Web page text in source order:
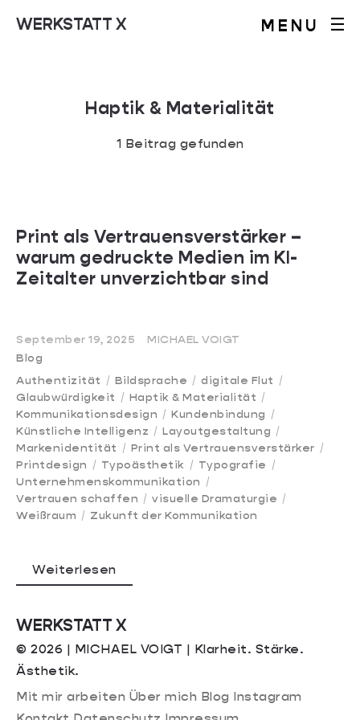
WERKSTATT X MENU
Haptik & Materialität
1 Beitrag gefunden
Print als Vertrauensverstärker –
warum gedruckte Medien im KI-
Zeitalter unverzichtbar sind
September 19, 2025
MICHAEL VOIGT
Blog
Authentizität
Bildsprache
digitale Flut
Glaubwürdigkeit
Haptik & Materialität
Kommunikationsdesign
Kundenbindung
Künstliche Intelligenz
Layoutgestaltung
Markenidentität
Print als Vertrauensverstärker
Printdesign
Typoästhetik
Typografie
Unternehmenskommunikation
Vertrauen schaffen
visuelle Dramaturgie
Weißraum
Zukunft der Kommunikation
Weiterlesen
WERKSTATT X
© 2026 | MICHAEL VOIGT | Klarheit. Stärke.
Ästhetik.
Mit mir arbeiten Über mich Blog Instagram